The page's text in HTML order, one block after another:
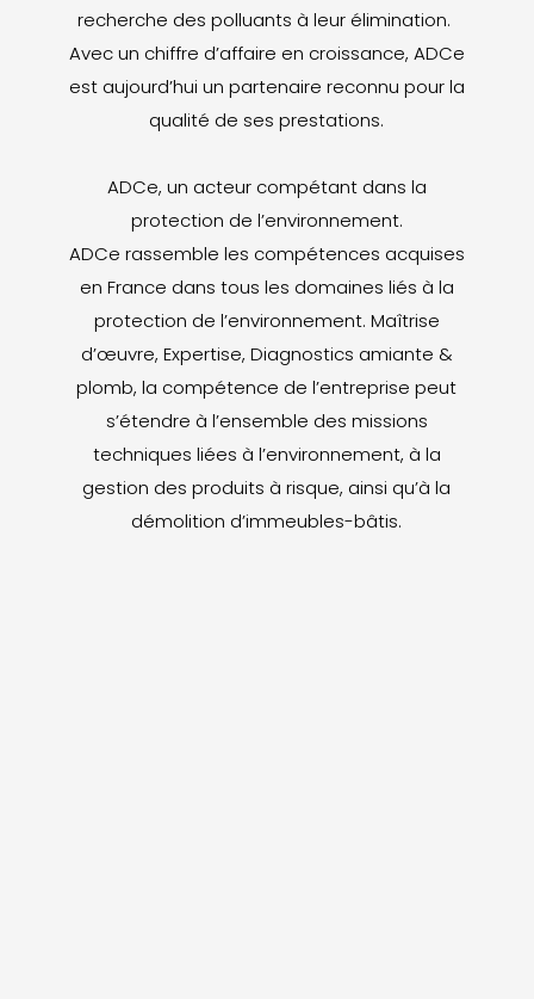
recherche des polluants à leur élimination.
Avec un chiffre d’affaire en croissance, ADCe
est aujourd’hui un partenaire reconnu pour la
qualité de ses prestations.
ADCe, un acteur compétant dans la
protection de l’environnement.
ADCe rassemble les compétences acquises
en France dans tous les domaines liés à la
protection de l’environnement. Maîtrise
d’œuvre, Expertise, Diagnostics amiante &
plomb, la compétence de l’entreprise peut
s’étendre à l’ensemble des missions
techniques liées à l’environnement, à la
gestion des produits à risque, ainsi qu’à la
démolition d’immeubles-bâtis.